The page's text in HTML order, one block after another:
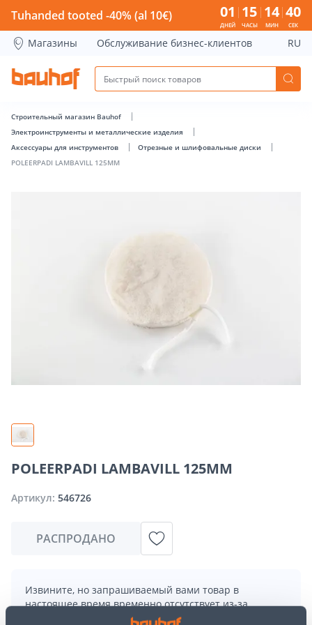
POLEERPADI LAMBAVILL 125MM - Bauhof has loaded
Tuhanded tooted -40% (al 10€) 01
ДНЕЙ
15
ЧАСЫ
14
МИН
40
СЕК
Магазины Обслуживание бизнес-клиентов RU
Строительный магазин Bauhof
Электроинструменты и металлические изделия
Аксессуары для инструментов
Отрезные и шлифовальные диски
POLEERPADI LAMBAVILL 125MM
POLEERPADI LAMBAVILL 125MM
Артикул: 546726
РАСПРОДАНО
Извините, но запрашиваемый вами товар в
настоящее время временно отсутствует из-за
большого спроса. Однако мы предлагаем отличные